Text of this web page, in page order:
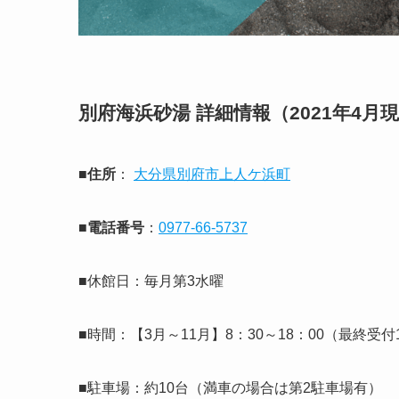
別府海浜砂湯 詳細情報（2021年4月
■住所 ： 大分県別府市上人ケ浜町
■電話番号 ： 0977-66-5737
■休館日：毎月第3水曜
■時間： 【3月～11月】8：30～18：00（最終受
■駐車場：約10台（満車の場合は第2駐車場有）